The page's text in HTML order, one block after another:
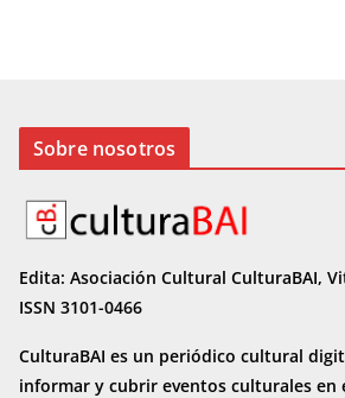
Sobre nosotros
Edita: Asociación Cultural CulturaBAI,
ISSN 3101-0466
CulturaBAI es un periódico cultural
informar y cubrir eventos culturales en